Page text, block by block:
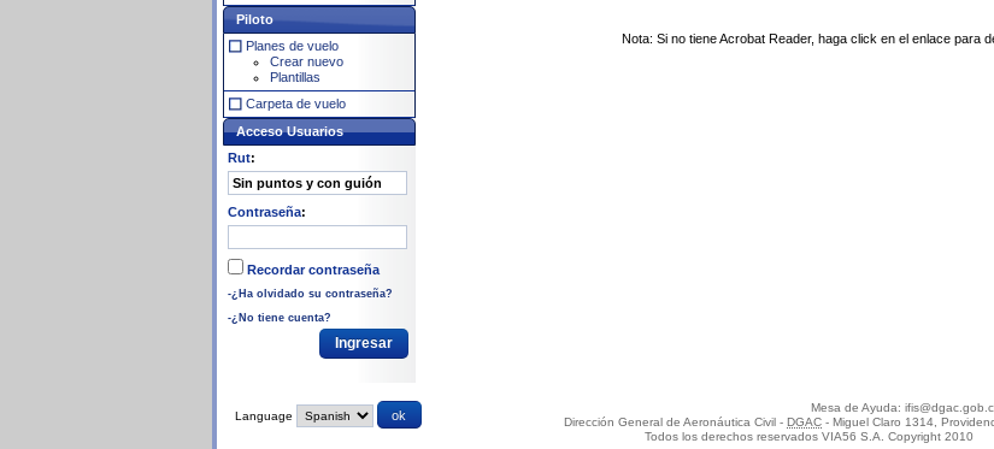
Nota: Si no tiene Acrobat Reader, haga click en el enlace para
Piloto
Planes de vuelo
Crear nuevo
Plantillas
Carpeta de vuelo
Acceso Usuarios
Rut:
Contraseña:
Recordar contraseña
-¿Ha olvidado su contraseña?
-¿No tiene cuenta?
Language
Mesa de Ayuda:
Dirección General de Aeronáutica Civil - DGAC - Miguel Claro 1314,
Todos los derechos reservados VIA56 S.A. Copyright 2010